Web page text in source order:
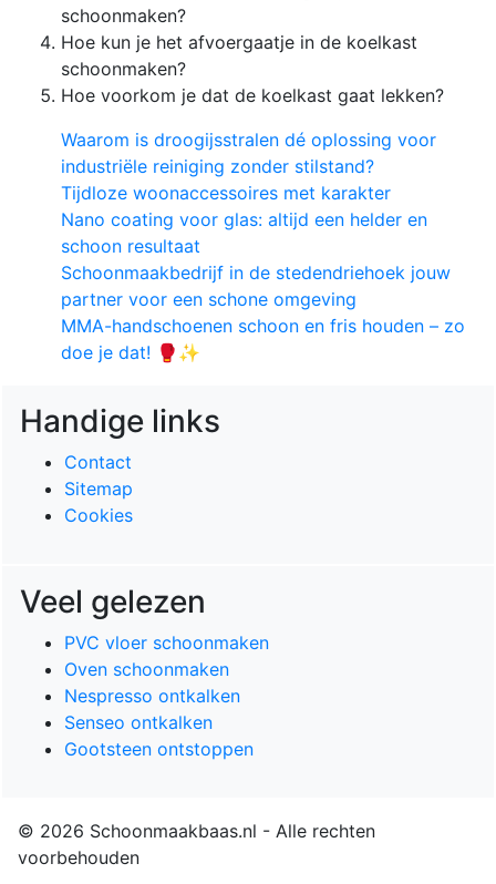
schoonmaken?
Hoe kun je het afvoergaatje in de koelkast
schoonmaken?
Hoe voorkom je dat de koelkast gaat lekken?
Waarom is droogijsstralen dé oplossing voor
industriële reiniging zonder stilstand?
Tijdloze woonaccessoires met karakter
Nano coating voor glas: altijd een helder en
schoon resultaat
Schoonmaakbedrijf in de stedendriehoek jouw
partner voor een schone omgeving
MMA-handschoenen schoon en fris houden – zo
doe je dat! 🥊✨
Handige links
Contact
Sitemap
Cookies
Veel gelezen
PVC vloer schoonmaken
Oven schoonmaken
Nespresso ontkalken
Senseo ontkalken
Gootsteen ontstoppen
© 2026 Schoonmaakbaas.nl - Alle rechten
voorbehouden